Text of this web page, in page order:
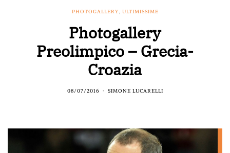
PHOTOGALLERY, ULTIMISSIME
Photogallery
Preolimpico – Grecia-
Croazia
08/07/2016 SIMONE LUCARELLI